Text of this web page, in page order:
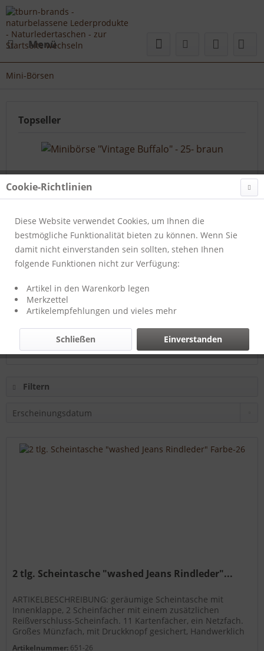
Menü
Mini-Börsen
Topseller
Minibörse "Vintage Buffalo" - 25- braun
Artikelnummer:135-25
Filtern
2 tlg. Scheintasche "washed Jeans Rindleder"...
ARTIKELBESCHREIBUNG: geräumige Scheintasche mit
Innenklappe, 2 Scheinfächer mit einem zusätzlichen
Reißverschluss-Scheinfach. 11 Kartenfächer, ein Netzfach.
Großes Münzfach, mit Druckknopf gesichert, Handwerklich
Artikelnummer: 651-26
Cookie-Richtlinien
Diese Website verwendet Cookies, um Ihnen die
bestmögliche Funktionalität bieten zu können. Wenn Sie
damit nicht einverstanden sein sollten, stehen Ihnen
folgende Funktionen nicht zur Verfügung:
Artikel in den Warenkorb legen
Merkzettel
Artikelempfehlungen und vieles mehr
Einverstanden
Schließen